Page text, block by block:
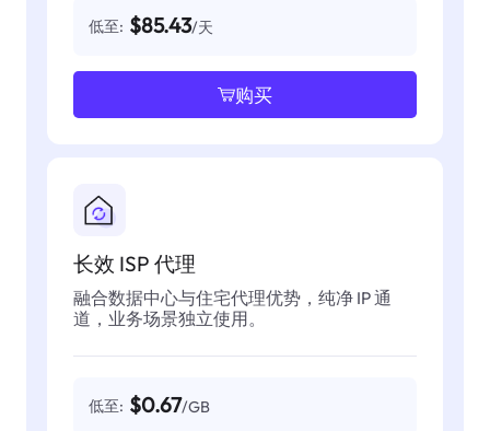
低至: $85.43/天
购买
长效 ISP 代理
融合数据中心与住宅代理优势，纯净 IP 通
道，业务场景独立使用。
低至: $0.67/GB